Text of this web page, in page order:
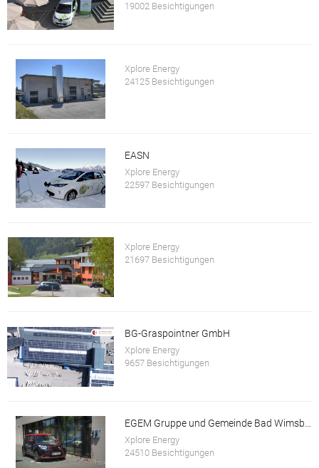
19002 Besichtigungen
Xplore Energy
24125 Besichtigungen
EASN
Xplore Energy
22597 Besichtigungen
Xplore Energy
21697 Besichtigungen
BG-Graspointner GmbH
Xplore Energy
9657 Besichtigungen
Xplore Energy
24510 Besichtigungen